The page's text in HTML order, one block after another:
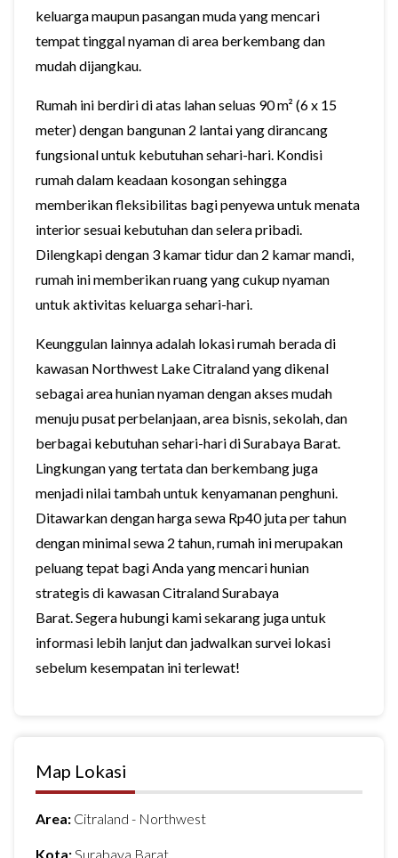
keluarga maupun pasangan muda yang mencari
tempat tinggal nyaman di area berkembang dan
mudah dijangkau.
Rumah ini berdiri di atas lahan seluas 90 m² (6 x 15
meter) dengan bangunan 2 lantai yang dirancang
fungsional untuk kebutuhan sehari-hari. Kondisi
rumah dalam keadaan kosongan sehingga
memberikan fleksibilitas bagi penyewa untuk menata
interior sesuai kebutuhan dan selera pribadi.
Dilengkapi dengan 3 kamar tidur dan 2 kamar mandi,
rumah ini memberikan ruang yang cukup nyaman
untuk aktivitas keluarga sehari-hari.
Keunggulan lainnya adalah lokasi rumah berada di
kawasan Northwest Lake Citraland yang dikenal
sebagai area hunian nyaman dengan akses mudah
menuju pusat perbelanjaan, area bisnis, sekolah, dan
berbagai kebutuhan sehari-hari di Surabaya Barat.
Lingkungan yang tertata dan berkembang juga
menjadi nilai tambah untuk kenyamanan penghuni.
Ditawarkan dengan harga sewa Rp40 juta per tahun
dengan minimal sewa 2 tahun, rumah ini merupakan
peluang tepat bagi Anda yang mencari hunian
strategis di kawasan Citraland Surabaya
Barat. Segera hubungi kami sekarang juga untuk
informasi lebih lanjut dan jadwalkan survei lokasi
sebelum kesempatan ini terlewat!
Map Lokasi
Area: Citraland - Northwest
Kota: Surabaya Barat